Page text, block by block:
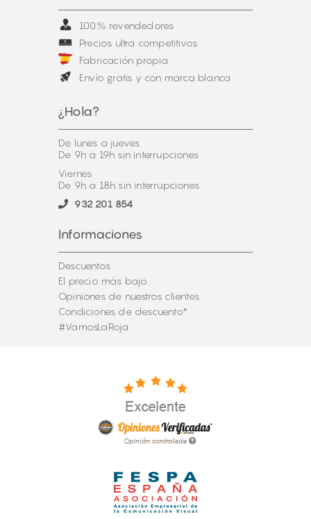
100% revendedores
Precios ultra competitivos
Fabricación propia
Envío gratis y con marca blanca
¿Hola?
De lunes a jueves
De 9h a 19h sin interrupciones
Viernes
De 9h a 18h sin interrupciones
932 201 854
Informaciones
Descuentos
El precio más bajo
Opiniones de nuestros clientes
Condiciones de descuento*
#VamosLaRoja